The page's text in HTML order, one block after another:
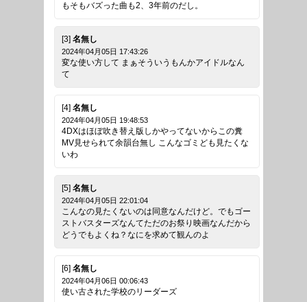
もそもバズった曲も2、3年前のだし。
[3] 名無し
2024年04月05日 17:43:26
変な使い方して まぁそういうもんかアイドルなん
て
[4] 名無し
2024年04月05日 19:48:53
4DXはほぼ吹き替え版しかやってないからこの糞
MV見せられて余韻台無し こんなゴミども見たくな
いわ
[5] 名無し
2024年04月05日 22:01:04
こんなの見たくないのは同意なんだけど。でもゴー
ストバスターズなんてただのお祭り映画なんだから
どうでもよくね？なにを求めて観んのよ
[6] 名無し
2024年04月06日 00:06:43
使い古された学校のリーダーズ